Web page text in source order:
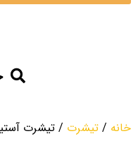
خانه / تیشرت / تیشرت